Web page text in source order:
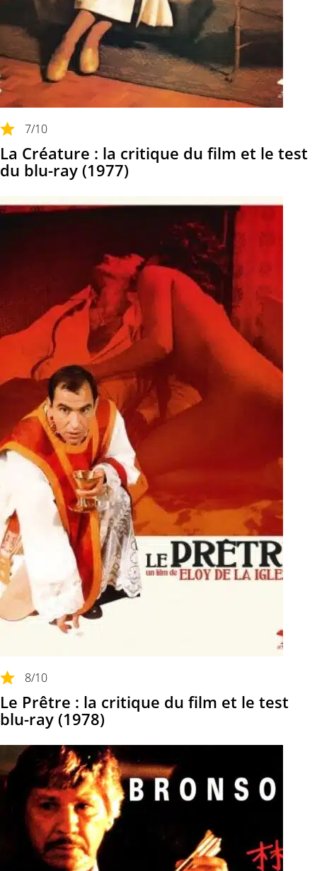
7/10
La Créature : la critique du film et le test
du blu-ray (1977)
8/10
Le Prêtre : la critique du film et le test
blu-ray (1978)